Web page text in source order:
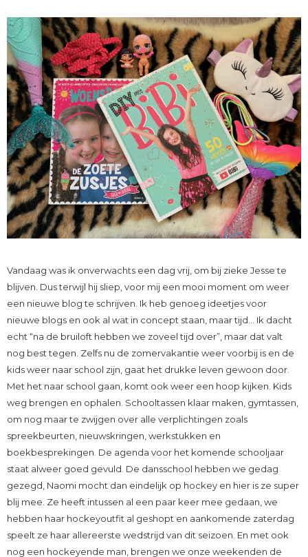
Vandaag was ik onverwachts een dag vrij, om bij zieke Jesse te
blijven. Dus terwijl hij sliep, voor mij een mooi moment om weer
een nieuwe blog te schrijven. Ik heb genoeg ideetjes voor
nieuwe blogs en ook al wat in concept staan, maar tijd… Ik dacht
echt “na de bruiloft hebben we zoveel tijd over”, maar dat valt
nog best tegen. Zelfs nu de zomervakantie weer voorbij is en de
kids weer naar school zijn, gaat het drukke leven gewoon door.
Met het naar school gaan, komt ook weer een hoop kijken. Kids
weg brengen en ophalen. Schooltassen klaar maken, gymtassen,
om nog maar te zwijgen over alle verplichtingen zoals
spreekbeurten, nieuwskringen, werkstukken en
boekbesprekingen. De agenda voor het komende schooljaar
staat alweer goed gevuld. De dansschool hebben we gedag
gezegd, Naomi mocht dan eindelijk op hockey en hier is ze super
blij mee. Ze heeft intussen al een paar keer mee gedaan, we
hebben haar hockeyoutfit al geshopt en aankomende zaterdag
speelt ze haar allereerste wedstrijd van dit seizoen. En met ook
nog een hockeyende man, brengen we onze weekenden de